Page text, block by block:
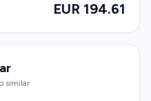
EUR 194.61
similar